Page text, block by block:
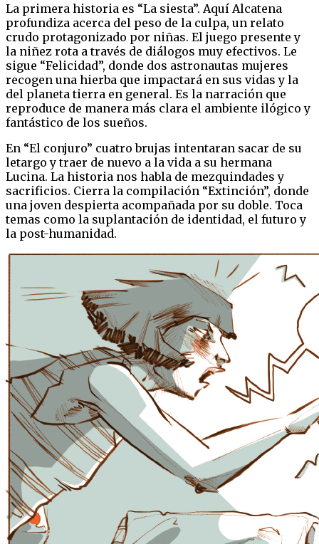
La primera historia es “La siesta”. Aquí Alcatena
profundiza acerca del peso de la culpa, un relato
crudo protagonizado por niñas. El juego presente y
la niñez rota a través de diálogos muy efectivos. Le
sigue “Felicidad”, donde dos astronautas mujeres
recogen una hierba que impactará en sus vidas y la
del planeta tierra en general. Es la narración que
reproduce de manera más clara el ambiente ilógico y
fantástico de los sueños.
En “El conjuro” cuatro brujas intentaran sacar de su
letargo y traer de nuevo a la vida a su hermana
Lucina. La historia nos habla de mezquindades y
sacrificios. Cierra la compilación “Extinción”, donde
una joven despierta acompañada por su doble. Toca
temas como la suplantación de identidad, el futuro y
la post-humanidad.